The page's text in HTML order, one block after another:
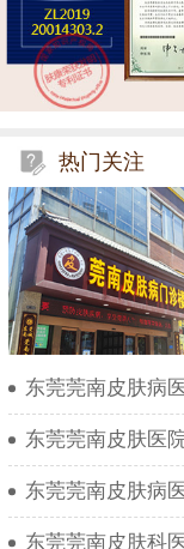
热门关注
东莞莞南皮肤病
东莞莞南皮肤医
东莞莞南皮肤病
东莞莞南皮肤科